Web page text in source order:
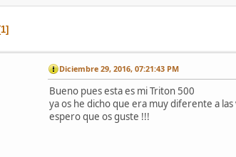
1
Diciembre 29, 2016, 07:21:43 PM
Bueno pues esta es mi Triton 500
ya os he dicho que era muy diferente a
espero que os guste !!!